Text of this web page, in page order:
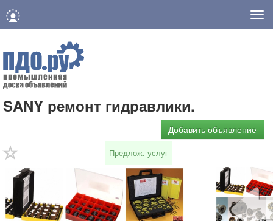
SANY ремонт гидравлики.
Добавить объявление
Предлож. услуг